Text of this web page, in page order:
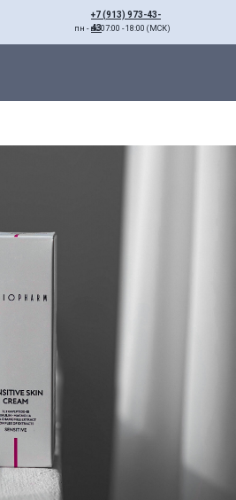
+7 (913) 973-43-
43
пн - вс 07:00 - 18:00 (МСК)